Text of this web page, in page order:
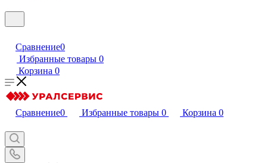
Сравнение0
Избранные товары 0
Корзина 0
Сравнение0 Избранные товары 0 Корзина 0